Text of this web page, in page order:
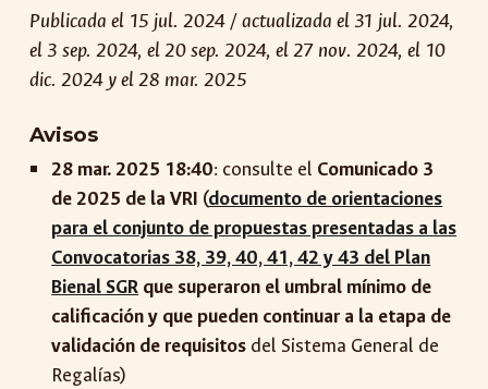
Publicada el 15 jul. 2024 / actualizada el 31 jul. 2024,
el 3 sep. 2024, el 20 sep. 2024, el 27 nov. 2024, el 10
dic. 2024 y el 28 mar. 2025
Avisos
28 mar. 2025 18:40: consulte el Comunicado 3
de 2025 de la VRI (documento de orientaciones
para el conjunto de propuestas presentadas a las
Convocatorias 38, 39, 40, 41, 42 y 43 del Plan
Bienal SGR que superaron el umbral mínimo de
calificación y que pueden continuar a la etapa de
validación de requisitos del Sistema General de
Regalías)